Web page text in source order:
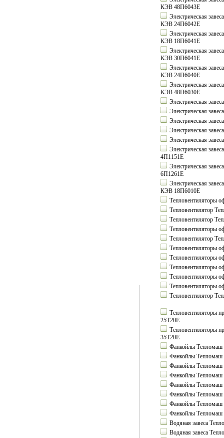
КЭВ 48П6043Е
Электрическая
КЭВ 24П6042Е
Электрическая
КЭВ 18П6041Е
Электрическая
КЭВ 30П6041Е
Электрическая
КЭВ 24П6040Е
Электрическая
КЭВ 48П6030Е
Электрическая
Электрическая
Электрическая
Электрическая
Электрическая
Электрическая
4П1151Е
Электрическая
6П1261Е
Электрическая
КЭВ 18П6010Е
Тепловентиляторы
Тепловентилятор
Тепловентилятор
Тепловентиляторы
Тепловентилятор
Тепловентиляторы
Тепловентиляторы
Тепловентиляторы
Тепловентиляторы
Тепловентиляторы
Тепловентилятор
Тепловентиляторы
25Т20Е
Тепловентиляторы
35Т20Е
Фанкойлы
Фанкойлы
Фанкойлы
Фанкойлы
Фанкойлы
Фанкойлы
Фанкойлы
Фанкойлы
Водяная завеса
Водяная завеса